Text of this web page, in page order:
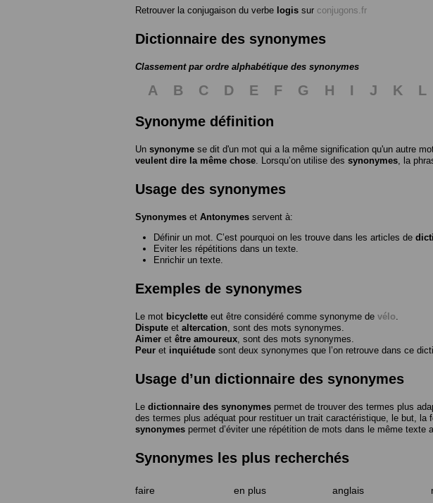
Retrouver la conjugaison du verbe logis sur conjugons.fr
Dictionnaire des synonymes
Classement par ordre alphabétique des synonymes
A B C D E F G H I J K L
Synonyme définition
Un synonyme se dit d'un mot qui a la même signification qu'un autre
veulent dire la même chose . Lorsqu’on utilise des synonymes , la
Usage des synonymes
Synonymes et Antonymes servent à:
Définir un mot. C’est pourquoi on les trouve dans les articles de
Eviter les répétitions dans un texte.
Enrichir un texte.
Exemples de synonymes
Le mot bicyclette eut être considéré comme synonyme de vélo
Dispute et altercation , sont des mots synonymes.
Aimer et être amoureux , sont des mots synonymes.
Peur et inquiétude sont deux synonymes que l’on retrouve dans ce
Usage d’un dictionnaire des synonymes
Le dictionnaire des synonymes permet de trouver des termes plus
des termes plus adéquat pour restituer un trait caractéristique, le but,
synonymes permet d’éviter une répétition de mots dans le même texte
Synonymes les plus recherchés
faire en plus anglais